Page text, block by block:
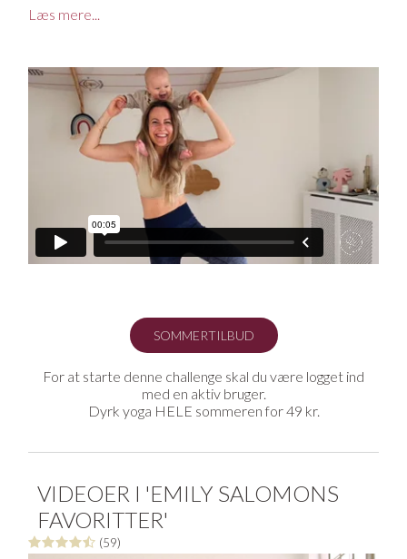
vinyasa-lover, men elsker også at komme helt ned i gear
med nogle afstressende yin klasser. Derfor er begge dele
I løbet af denne challenge, vil du blive guidet igennem 7
styrkende og afspændende dage spækket med Emilys
yndlings vinyasa og yin klasser. Lav en video om dagen i
den angivne rækkefølge og mærk forskellen i krop og
sind, når ugen er gået. Hvem ved, det kan også være, at
du får kickstartet en ny, sund yogarutine.
Pøj pøj med din challenge og Namaste fra Emily og
Læs mere...
SOMMERTILBUD
For at starte denne challenge skal du være logget ind
med en aktiv bruger.
Dyrk yoga HELE sommeren for 49 kr.
VIDEOER I 'EMILY SALOMONS
FAVORITTER'
(59)